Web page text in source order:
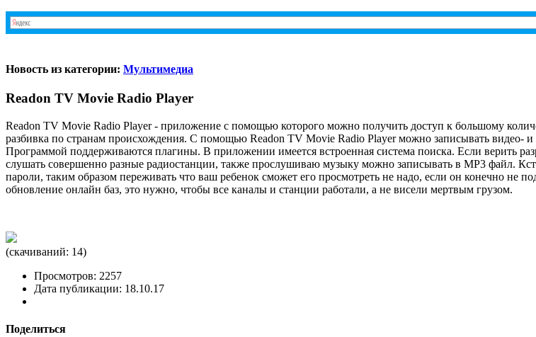
Новость из категории: Мультимедиа
Readon TV Movie Radio Player
Readon TV Movie Radio Player - приложение с помощью которого можно получить доступ к большому
разбивка по странам происхождения. С помощью Readon TV Movie Radio Player можно записывать видео-
Программой поддерживаются плагины. В приложении имеется встроенная система поиска. Если верить
слушать совершенно разные радиостанции, также прослушиваю музыку можно записывать в MP3 файл.
пароли, таким образом переживать что ваш ребенок сможет его просмотреть не надо, если он конечно не
обновление онлайн баз, это нужно, чтобы все каналы и станции работали, а не висели мертвым грузом.
(cкачиваний: 14)
Просмотров: 2257
Дата публикации: 18.10.17
Поделиться